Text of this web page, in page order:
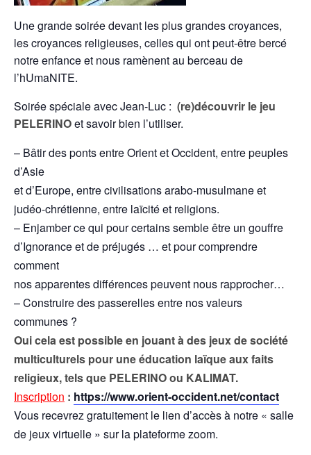
Une grande soirée devant les plus grandes croyances,
les croyances religieuses, celles qui ont peut-être bercé
notre enfance et nous ramènent au berceau de
l’hUmaNITE.
Soirée spéciale avec Jean-Luc : (re)découvrir le jeu
PELERINOet savoir bien l’utiliser.
– Bâtir des ponts entre Orient et Occident, entre peuples
d’Asie
et d’Europe, entre civilisations arabo-musulmane et
judéo-chrétienne, entre laïcité et religions.
– Enjamber ce qui pour certains semble être un gouffre
d’Ignorance et de préjugés … et pour comprendre
comment
nos apparentes différences peuvent nous rapprocher…
– Construire des passerelles entre nos valeurs
communes ?
Oui cela est possible en jouant à des jeux de société
multiculturels pour une éducation laïque aux faits
religieux, tels que PELERINO ou KALIMAT.
Inscription : https://www.orient-occident.net/contact
Vous recevrez gratuitement le lien d’accès à notre « salle
de jeux virtuelle » sur la plateforme zoom.